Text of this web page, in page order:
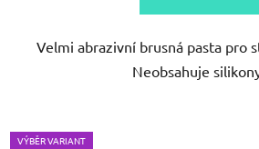
Velmi abrazivní brusná pasta pro
Neobsahuje
VÝBĚR VARIANT